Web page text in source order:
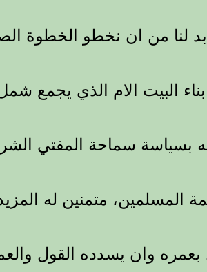
بد لنا من ان نخطو الخطوة
البيت الام الذي يجمع شمل
له بسياسة سماحة المفتي
المسلمين، متمنين له
بعمره وان يسدده القول